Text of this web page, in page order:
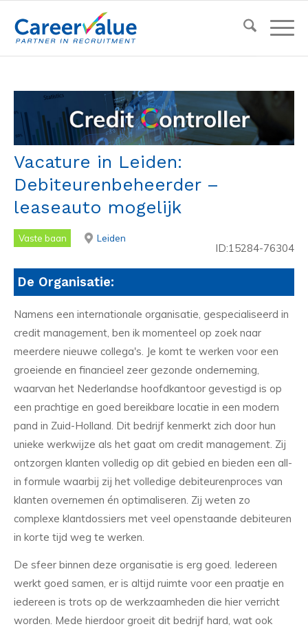
Vacature in Leiden:
Debiteurenbeheerder –
leaseauto mogelijk
Vaste baan Leiden
ID:15284-76304
De Organisatie:
Namens een internationale organisatie, gespecialiseerd in
credit management, ben ik momenteel op zoek naar
meerdere nieuwe collega's. Je komt te werken voor een
groeiende en financieel zeer gezonde onderneming,
waarvan het Nederlandse hoofdkantoor gevestigd is op
een prachtige en goed bereikbare locatie in een modern
pand in Zuid-Holland. Dit bedrijf kenmerkt zich door hun
unieke werkwijze als het gaat om credit management. Zij
ontzorgen klanten volledig op dit gebied en bieden een all-
in formule waarbij zij het volledige debiteurenproces van
klanten overnemen én optimaliseren. Zij weten zo
complexe klantdossiers met veel openstaande debiteuren
in korte tijd weg te werken.
De sfeer binnen deze organisatie is erg goed. Iedereen
werkt goed samen, er is altijd ruimte voor een praatje en
iedereen is trots op de werkzaamheden die hier verricht
worden. Mede hierdoor groeit dit bedrijf hard, wat ook